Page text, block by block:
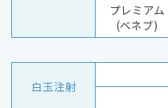
プレミアム
(ベネブ)
白玉注射